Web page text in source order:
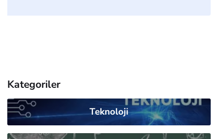
Kategoriler
Teknoloji